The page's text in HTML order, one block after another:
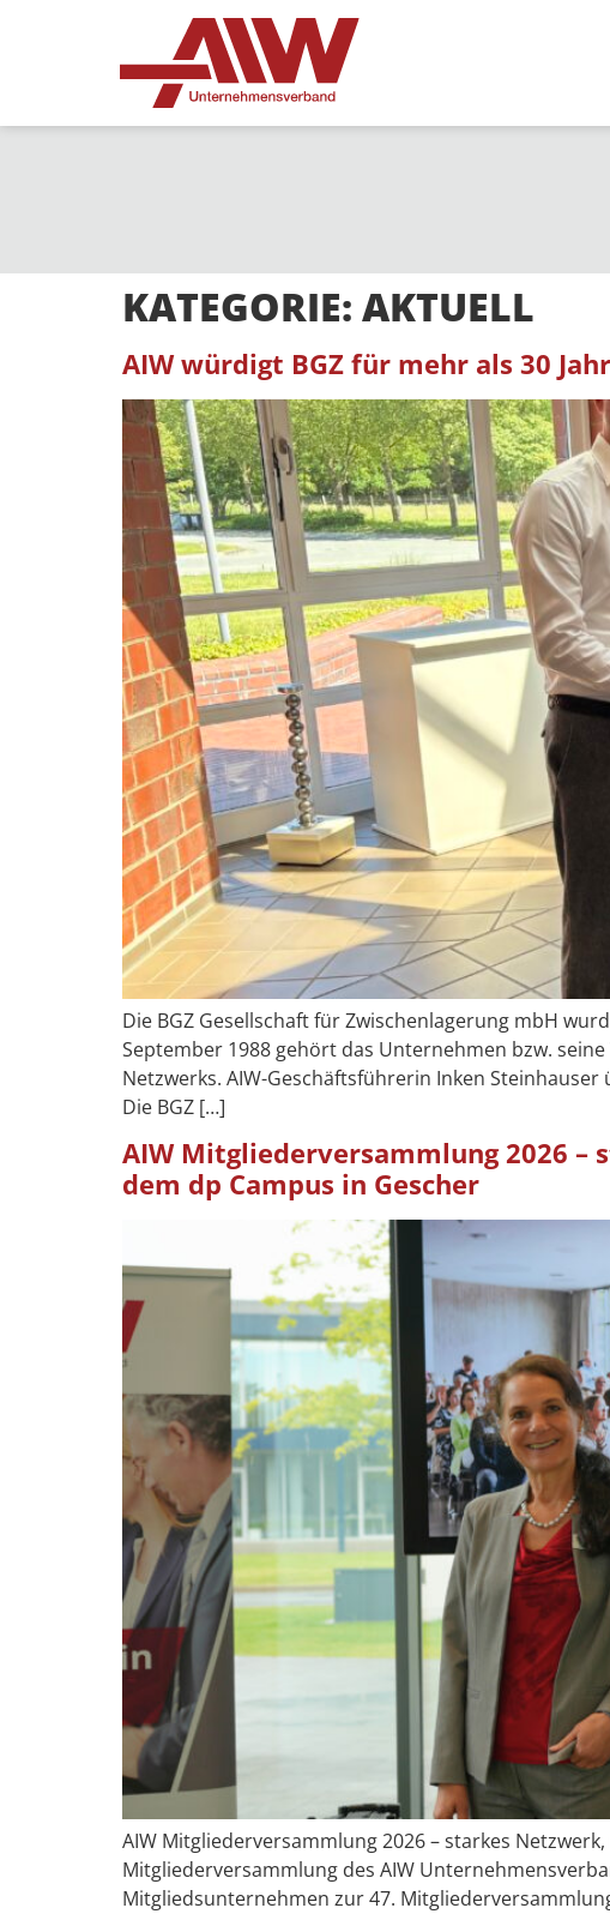
KATEGORIE: AKTUELL
AIW würdigt BGZ für mehr als 30
Die BGZ Gesellschaft für Zwischenlagerung mbH
September 1988 gehört das Unternehmen bzw.
Netzwerks. AIW-Geschäftsführerin Inken
Die BGZ […]
AIW Mitgliederversammlung 2026
dem dp Campus in Gescher
AIW Mitgliederversammlung 2026 – starkes
Mitgliederversammlung des AIW
Mitgliedsunternehmen zur 47.